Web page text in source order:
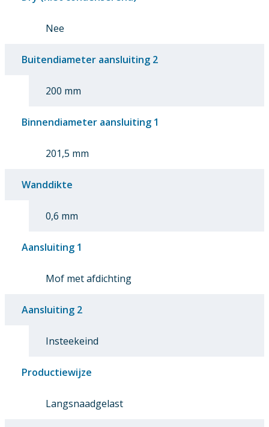
Nee
Buitendiameter aansluiting 2
200 mm
Binnendiameter aansluiting 1
201,5 mm
Wanddikte
0,6 mm
Aansluiting 1
Mof met afdichting
Aansluiting 2
Insteekeind
Productiewijze
Langsnaadgelast